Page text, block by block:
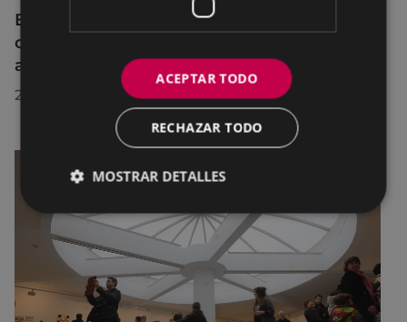
El cine al aire libre regresa a Untzaga con
cuatro proyecciones durante el mes de
agosto
22/07/2026
ACEPTAR TODO
RECHAZAR TODO
MOSTRAR DETALLES